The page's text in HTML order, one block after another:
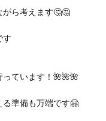
ら考えます🤔🤔
す
ています！🌺🌺🌺
準備も万端です🤗